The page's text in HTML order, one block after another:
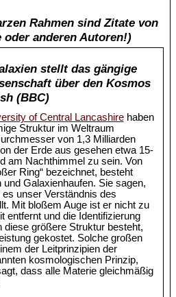
Rahmen sind Zitate von
anderen Autoren!)
stellt das gängige
über den Kosmos
(BBC)
of Central Lancashirehaben
Struktur im Weltraum
von 1,3 Milliarden
der Erde aus gesehen etwa 15-
am Nachthimmel zu sein. Von
Ring“ bezeichnet, besteht
Galaxienhaufen. Sie sagen,
unser Verständnis des
Mit bloßem Auge ist er nicht zu
entfernt und die Identifizierung
diese größere Struktur besteht,
gekostet. Solche großen
der Leitprinzipien der
kosmologischen Prinzip,
dass alle Materie gleichmäßig